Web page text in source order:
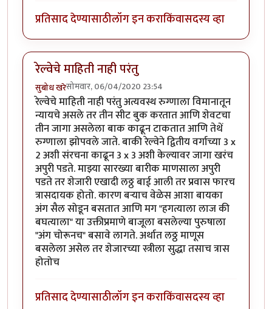
प्रतिसाद देण्यासाठीलॉग इन कराकिंवासदस्य व्हा
रेल्वेचे माहिती नाही परंतु
सुबोध खरेसोमवार, 06/04/2020 23:54
रेल्वेचे माहिती नाही परंतु अत्यवस्थ रुग्णाला विमानातून
न्यायचे असले तर तीन सीट बुक करतात आणि शेवटचा
तीन जागा असलेला बाक काढून टाकतात आणि तेथें
रुग्णाला झोपवले जाते. बाकी रेल्वेने द्वितीय वर्गाच्या 3 x
2 अशी संरचना काढून 3 x 3 अशी केल्यावर जागा खरंच
अपुरी पडते. माझ्या सारख्या बारीक माणसाला अपुरी
पडते तर शेजारी एखादी लठ्ठ बाई आली तर प्रवास फारच
त्रासदायक होतो. कारण बऱ्याच वेळेस आशा बायका
अंग सैल सोडून बसतात आणि मग "हगत्याला लाज की
बघत्याला" या उक्तीप्रमाणे बाजूला बसलेल्या पुरुषाला
"अंग चोरूनच" बसावे लागते. अर्थात लठ्ठ माणूस
बसलेला असेल तर शेजारच्या स्त्रीला सुद्धा तसाच त्रास
होतोच
प्रतिसाद देण्यासाठीलॉग इन कराकिंवासदस्य व्हा